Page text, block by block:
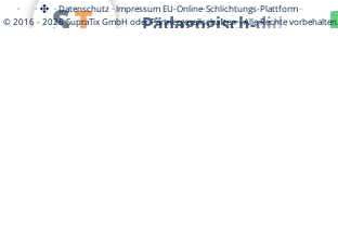
Pädagogisch-did…
· · ·Datenschutz·Impressum EU-Online-Schlichtungs-Plattform·
© 2016 - 2026 SupraTix GmbH oder Partnergesellschaften - Alle Rechte vorbehalten.